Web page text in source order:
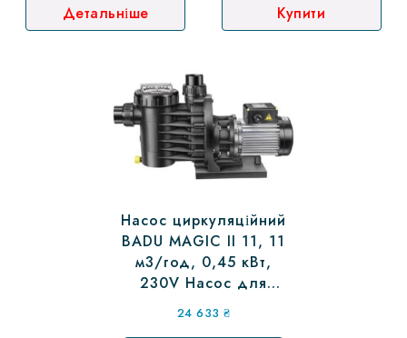
343
230 ₴.
100 ₴.
Детальніше Купити
Насос циркуляційний
BADU MAGIC II 11, 11
м3/год, 0,45 кВт,
230V Насос для
басейну Badu, Насоси
24 633 ₴